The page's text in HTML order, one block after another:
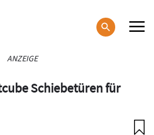
ANZEIGE
Schiebetüren für